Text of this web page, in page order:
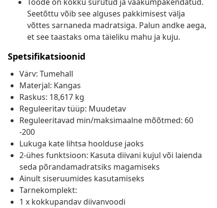
Seetõttu võib see alguses pakkimisest välja
võttes sarnaneda madratsiga. Palun andke aega,
et see taastaks oma täieliku mahu ja kuju.
Spetsifikatsioonid
Värv: Tumehall
Materjal: Kangas
Raskus: 18,617 kg
Reguleeritav tüüp: Muudetav
Reguleeritavad min/maksimaalne mõõtmed: 60
-200
Lukuga kate lihtsa hoolduse jaoks
2-ühes funktsioon: Kasuta diivani kujul või laienda
seda põrandamadratsiks magamiseks
Ainult siseruumides kasutamiseks
Tarnekomplekt:
1 x kokkupandav diivanvoodi